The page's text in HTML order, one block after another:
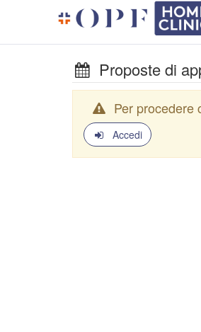
Proposte di
Per procedere
Accedi